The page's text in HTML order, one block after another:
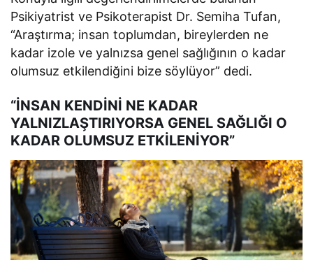
Psikiyatrist ve Psikoterapist Dr. Semiha Tufan,
“Araştırma; insan toplumdan, bireylerden ne
kadar izole ve yalnızsa genel sağlığının o kadar
olumsuz etkilendiğini bize söylüyor” dedi.
“İNSAN KENDİNİ NE KADAR
YALNIZLAŞTIRIYORSA GENEL SAĞLIĞI O
KADAR OLUMSUZ ETKİLENİYOR”